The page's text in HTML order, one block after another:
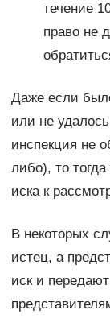
течение
право не
Даже если
или не
инспекция не
либо), то
иска к
В некоторых
истец, а
иск и